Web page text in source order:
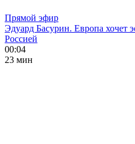
Прямой эфир
Эдуард Басурин. Европа хочет
Россией
00:04
23 мин